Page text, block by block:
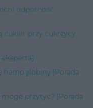
odporność
cukier przy cukrzycy
hemoglobiny [Porada
przytyć? [Porada